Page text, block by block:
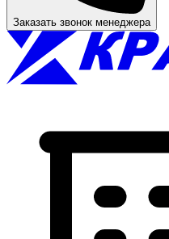
Заказать звонок менеджера